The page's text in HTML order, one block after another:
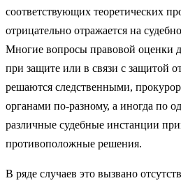
соответствующих теоретических
отрицательно отражается на
Многие вопросы правовой оценки
при защите или в связи с защитой
решаются следственными,
органами по-разному, а иногда по
различные судебные инстанции
противоположные решения.
В ряде случаев это вызвано